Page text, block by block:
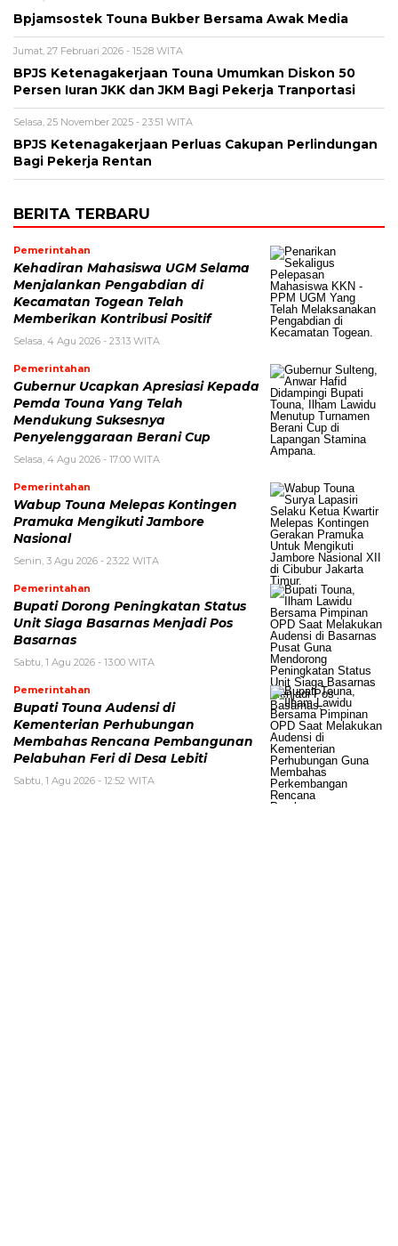
Bpjamsostek Touna Bukber Bersama Awak Media
Jumat, 27 Februari 2026 - 15:28 WITA
BPJS Ketenagakerjaan Touna Umumkan Diskon 50
Persen Iuran JKK dan JKM Bagi Pekerja Tranportasi
Selasa, 25 November 2025 - 23:51 WITA
BPJS Ketenagakerjaan Perluas Cakupan Perlindungan
Bagi Pekerja Rentan
BERITA TERBARU
Pemerintahan
Kehadiran Mahasiswa UGM Selama
Menjalankan Pengabdian di
Kecamatan Togean Telah
Memberikan Kontribusi Positif
Selasa, 4 Agu 2026 - 23:13 WITA
Pemerintahan
Gubernur Ucapkan Apresiasi Kepada
Pemda Touna Yang Telah
Mendukung Suksesnya
Penyelenggaraan Berani Cup
Selasa, 4 Agu 2026 - 17:00 WITA
Pemerintahan
Wabup Touna Melepas Kontingen
Pramuka Mengikuti Jambore
Nasional
Senin, 3 Agu 2026 - 23:22 WITA
Pemerintahan
Bupati Dorong Peningkatan Status
Unit Siaga Basarnas Menjadi Pos
Basarnas
Sabtu, 1 Agu 2026 - 13:00 WITA
Pemerintahan
Bupati Touna Audensi di
Kementerian Perhubungan
Membahas Rencana Pembangunan
Pelabuhan Feri di Desa Lebiti
Sabtu, 1 Agu 2026 - 12:52 WITA